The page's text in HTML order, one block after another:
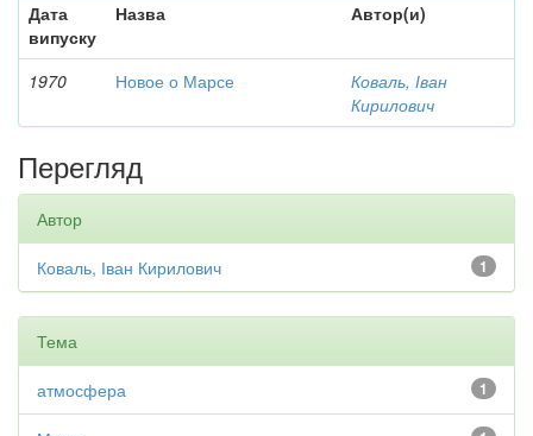
Дата
випуску
Назва Автор(и)
1970 Новое о Марсе
Коваль, Іван
Кирилович
Перегляд
Автор
1
Коваль, Іван Кирилович
Тема
1
атмосфера